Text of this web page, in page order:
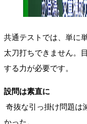
共通テストでは、単に
太刀打ちできません。
する力が必要です。
設問は素直に
奇抜な引っ掛け問題は
かった。